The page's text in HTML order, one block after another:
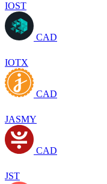
IOST
CAD
IOTX
CAD
JASMY
CAD
JST